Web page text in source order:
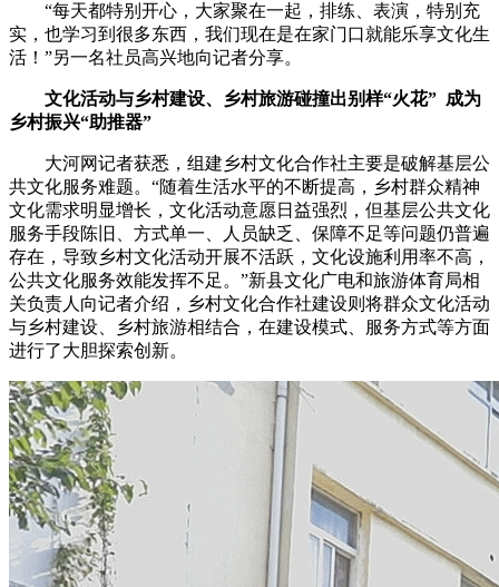
“每天都特别开心，大家聚在一起，排练、表演，特别充
实，也学习到很多东西，我们现在是在家门口就能乐享文化生
活！”另一名社员高兴地向记者分享。
文化活动与乡村建设、乡村旅游碰撞出别样“火花” 成为
乡村振兴“助推器”
大河网记者获悉，组建乡村文化合作社主要是破解基层公
共文化服务难题。“随着生活水平的不断提高，乡村群众精神
文化需求明显增长，文化活动意愿日益强烈，但基层公共文化
服务手段陈旧、方式单一、人员缺乏、保障不足等问题仍普遍
存在，导致乡村文化活动开展不活跃，文化设施利用率不高，
公共文化服务效能发挥不足。”新县文化广电和旅游体育局相
关负责人向记者介绍，乡村文化合作社建设则将群众文化活动
与乡村建设、乡村旅游相结合，在建设模式、服务方式等方面
进行了大胆探索创新。